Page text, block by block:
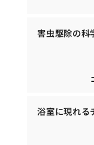
害虫駆除の科
浴室に現れる